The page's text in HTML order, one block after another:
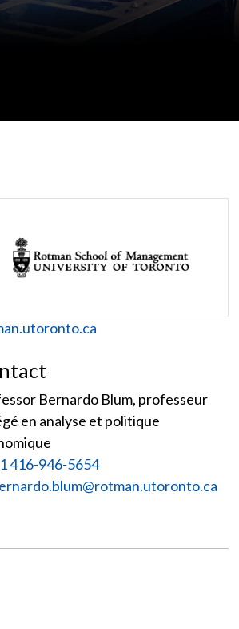
Bernardo Blum, professeur
en analyse et politique
416-946-5654
: